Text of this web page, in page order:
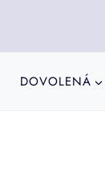
DOVOLENÁ